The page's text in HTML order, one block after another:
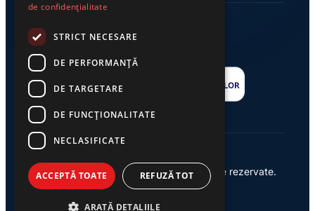
© 2026 Ziarul Exclusiv – Toate drepturile rezervate.
Powered by {AW}
de confidențialitate
STRICT NECESARE
DE PERFORMANȚĂ
DE TARGETARE
DE FUNCŢIONALITATE
NECLASIFICATE
ACCEPTĂ TOATE REFUZĂ TOT
ARATĂ DETALIILE